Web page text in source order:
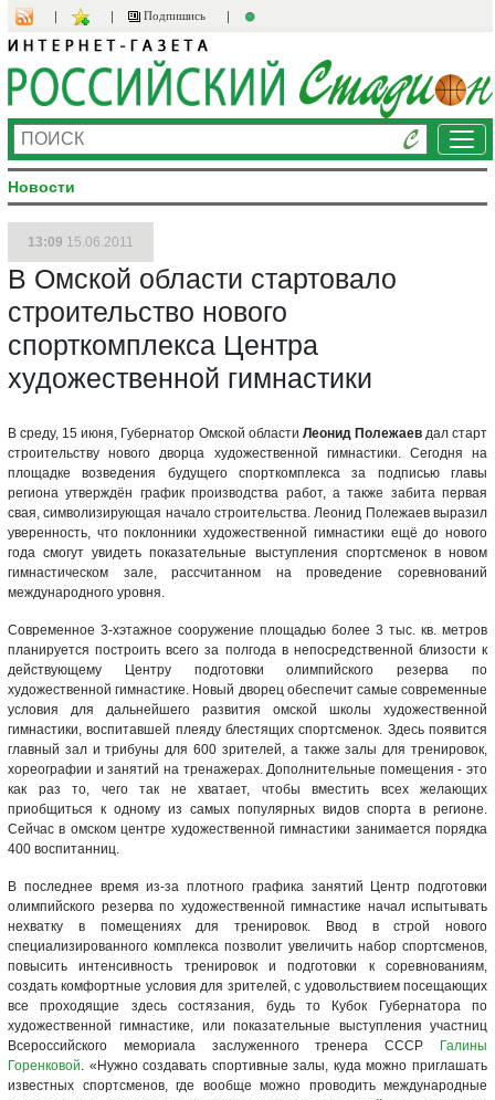
Подпишись
Новости
13:09 15.06.2011
В Омской области стартовало
строительство нового
спорткомплекса Центра
художественной гимнастики
В среду, 15 июня, Губернатор Омской области Леонид Полежаевдал старт
строительству нового дворца художественной гимнастики. Сегодня на
площадке возведения будущего спорткомплекса за подписью главы
региона утверждён график производства работ, а также забита первая
свая, символизирующая начало строительства. Леонид Полежаев выразил
уверенность, что поклонники художественной гимнастики ещё до нового
года смогут увидеть показательные выступления спортсменок в новом
гимнастическом зале, рассчитанном на проведение соревнований
международного уровня.
Современное 3-хэтажное сооружение площадью более 3 тыс. кв. метров
планируется построить всего за полгода в непосредственной близости к
действующему Центру подготовки олимпийского резерва по
художественной гимнастике. Новый дворец обеспечит самые современные
условия для дальнейшего развития омской школы художественной
гимнастики, воспитавшей плеяду блестящих спортсменок. Здесь появится
главный зал и трибуны для 600 зрителей, а также залы для тренировок,
хореографии и занятий на тренажерах. Дополнительные помещения - это
как раз то, чего так не хватает, чтобы вместить всех желающих
приобщиться к одному из самых популярных видов спорта в регионе.
Сейчас в омском центре художественной гимнастики занимается порядка
400 воспитанниц.
В последнее время из-за плотного графика занятий Центр подготовки
олимпийского резерва по художественной гимнастике начал испытывать
нехватку в помещениях для тренировок. Ввод в строй нового
специализированного комплекса позволит увеличить набор спортсменов,
повысить интенсивность тренировок и подготовки к соревнованиям,
создать комфортные условия для зрителей, с удовольствием посещающих
все проходящие здесь состязания, будь то Кубок Губернатора по
художественной гимнастике, или показательные выступления участниц
Всероссийского мемориала заслуженного тренера СССР
Галины
Горенковой. «Нужно создавать спортивные залы, куда можно приглашать
известных спортсменов, где вообще можно проводить международные